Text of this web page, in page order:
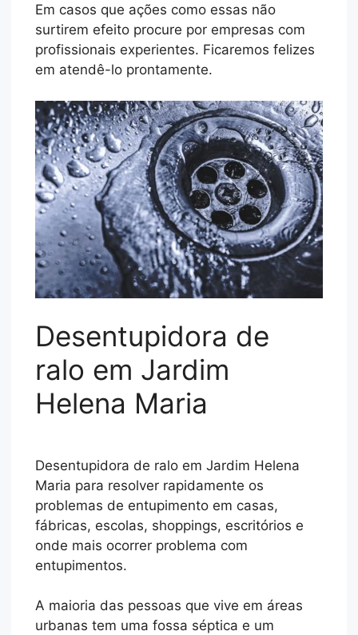
Em casos que ações como essas não
surtirem efeito procure por empresas com
profissionais experientes. Ficaremos felizes
em atendê-lo prontamente.
Desentupidora de
ralo em Jardim
Helena Maria
Desentupidora de ralo em Jardim Helena
Maria para resolver rapidamente os
problemas de entupimento em casas,
fábricas, escolas, shoppings, escritórios e
onde mais ocorrer problema com
entupimentos.
A maioria das pessoas que vive em áreas
urbanas tem uma fossa séptica e um